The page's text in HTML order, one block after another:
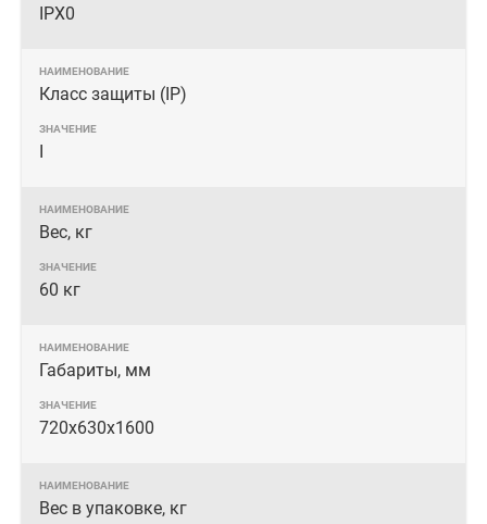
IPX0
Класс защиты (IP)
I
Вес, кг
60 кг
Габариты, мм
720х630х1600
Вес в упаковке, кг